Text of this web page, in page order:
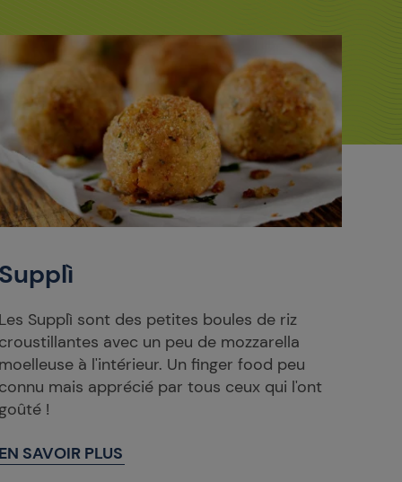
Supplì
Les Supplì sont des petites boules de riz
croustillantes avec un peu de mozzarella
moelleuse à l'intérieur. Un finger food peu
connu mais apprécié par tous ceux qui l'ont
goûté !
EN SAVOIR PLUS